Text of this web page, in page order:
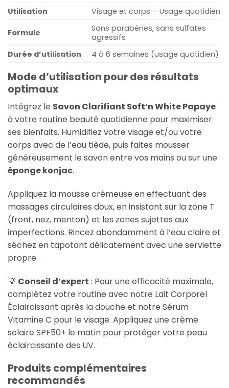
Utilisation
Visage et corps – Usage quotidien
Formule
Sans parabènes, sans sulfates
agressifs
Durée d’utilisation
4 à 6 semaines (usage quotidien)
Mode d’utilisation pour des résultats
optimaux
Intégrez le Savon Clarifiant Soft’n White Papaye
à votre routine beauté quotidienne pour maximiser
ses bienfaits. Humidifiez votre visage et/ou votre
corps avec de l’eau tiède, puis faites mousser
généreusement le savon entre vos mains ou sur une
éponge konjac.
Appliquez la mousse crémeuse en effectuant des
massages circulaires doux, en insistant sur la zone T
(front, nez, menton) et les zones sujettes aux
imperfections. Rincez abondamment à l’eau claire et
séchez en tapotant délicatement avec une serviette
propre.
💡 Conseil d’expert : Pour une efficacité maximale,
complétez votre routine avec notre Lait Corporel
Éclaircissant après la douche et notre Sérum
Vitamine C pour le visage. Appliquez une crème
solaire SPF50+ le matin pour protéger votre peau
éclaircissante des UV.
Produits complémentaires
recommandés